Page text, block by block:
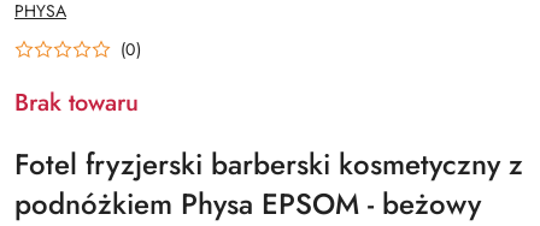
PRODUCENTA:
PHYSA
(0)
Brak towaru
Fotel fryzjerski barberski kosmetyczny z
podnóżkiem Physa EPSOM - beżowy